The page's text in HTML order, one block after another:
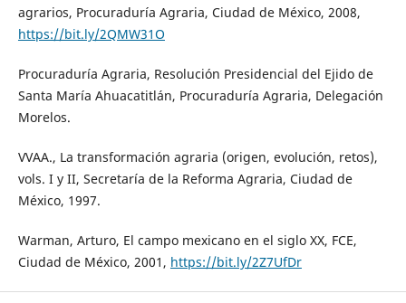
agrarios, Procuraduría Agraria, Ciudad de México, 2008,
https://bit.ly/2QMW31O
Procuraduría Agraria, Resolución Presidencial del Ejido de
Santa María Ahuacatitlán, Procuraduría Agraria, Delegación
Morelos.
VVAA., La transformación agraria (origen, evolución, retos),
vols. I y II, Secretaría de la Reforma Agraria, Ciudad de
México, 1997.
Warman, Arturo, El campo mexicano en el siglo XX, FCE,
Ciudad de México, 2001, https://bit.ly/2Z7UfDr